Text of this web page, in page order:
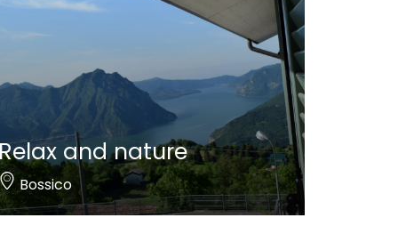
and nature
Bossico